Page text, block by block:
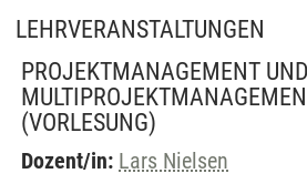
LEHRVERANSTALTUNGEN
PROJEKTMANAGEMENT UND
(VORLESUNG)
Dozent/in: Lars Nielsen